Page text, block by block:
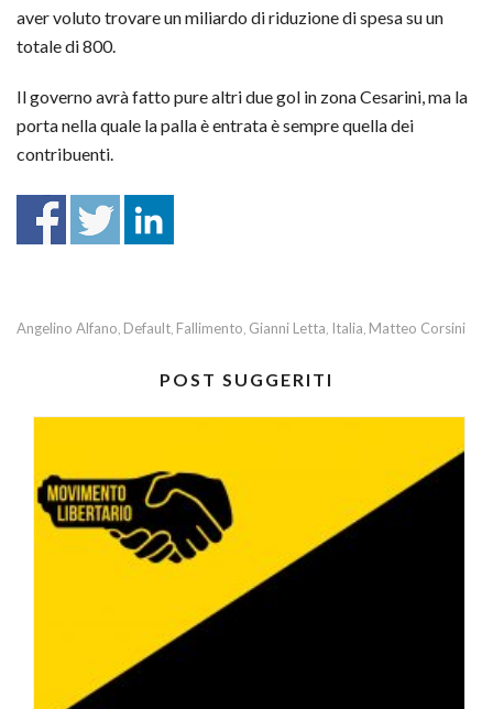
aver voluto trovare un miliardo di riduzione di spesa su un
totale di 800.
Il governo avrà fatto pure altri due gol in zona Cesarini, ma la
porta nella quale la palla è entrata è sempre quella dei
contribuenti.
Angelino Alfano, Default, Fallimento, Gianni Letta, Italia, Matteo Corsini
POST SUGGERITI